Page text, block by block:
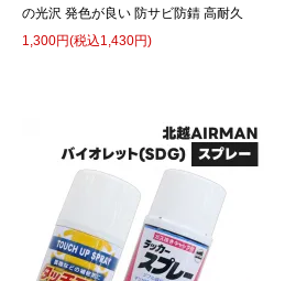
の光沢 発色が良い 防サビ防錆 高耐久
1,300円(税込1,430円)